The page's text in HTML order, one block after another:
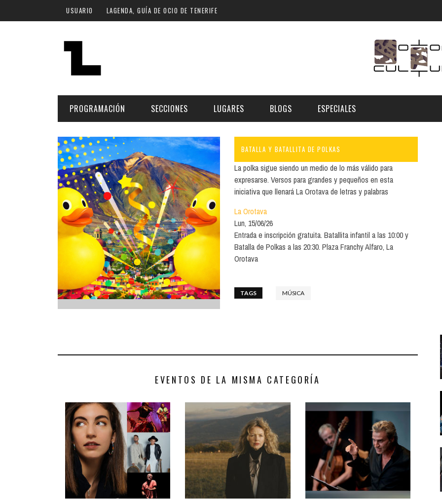
Pasar al contenido principal
USUARIO LAGENDA, GUÍA DE OCIO DE TENERIFE
PROGRAMACIÓN
FECHA
Hoy
Plan Finde
LUGAR
Norte
Santa Cruz | La Laguna
Islas
Cultura
Infantil
SECCIONES
ESCÉNICAS
CULTURA
GASTRONOMÍA
INFANTIL
LUGARES
ARTE | MUSEOS
SALAS Y AUDITORIOS
ESPACIOS CULTURALES
NOCHE
LOCALES CON ACTUACIONES
COMERCIO
FORMATIVO
BLOGS ESPECIALES
FESTIVAL BOREAL 2026
FESTIVAL TAGANANA 2026
TENERIFE PHE FESTIVAL 2026
BATALLA Y BATALLITA DE POLKAS
La polka sigue siendo un medio de lo más válido para
expresarse. Versos para grandes y pequeños en esta
iniciativa que llenará La Orotava de letras y palabras
La Orotava
Lun, 15/06/26
Entrada e inscripción gratuita. Batallita infantil a las 10:00 y
Batalla de Polkas a las 20:30. Plaza Franchy Alfaro, La
Orotava
TAGS MÚSICA
EVENTOS DE LA MISMA CATEGORÍA